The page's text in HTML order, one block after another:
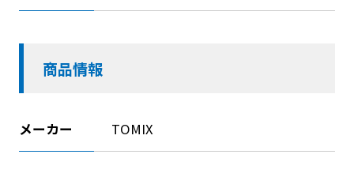
商品情報
メーカー TOMIX